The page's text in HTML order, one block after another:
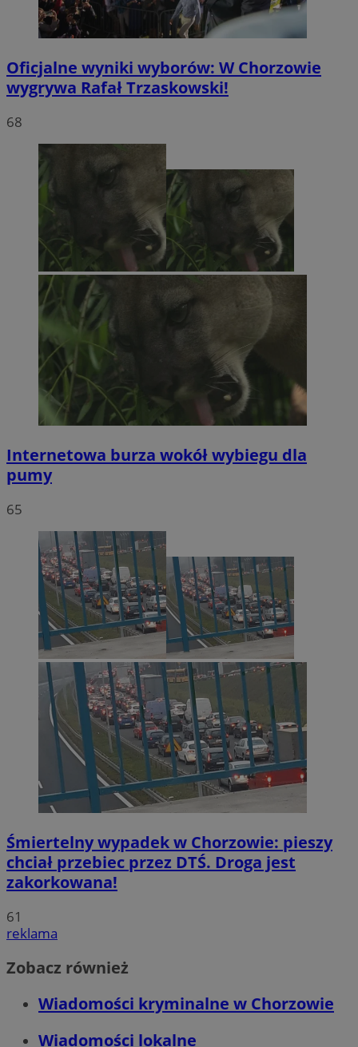
Oficjalne wyniki wyborów: W Chorzowie
wygrywa Rafał Trzaskowski!
68
Internetowa burza wokół wybiegu dla
pumy
65
Śmiertelny wypadek w Chorzowie: pieszy
chciał przebiec przez DTŚ. Droga jest
zakorkowana!
61
reklama
Zobacz również
Wiadomości kryminalne w Chorzowie
Wiadomości lokalne